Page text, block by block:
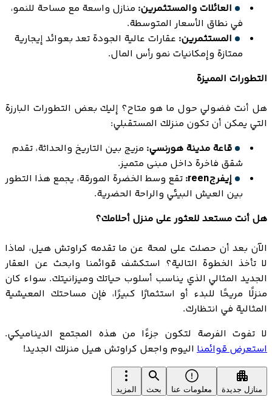
العائلات والمستثمرين: منازل واسعة مع مساحة للنمو،
في نطاق الأسعار المتوسطة.
المستثمرين: عقارات عالية الجودة تعد بعوائد إيجارية
ممتازة وإمكانيات نمو رأس المال.
التطورات المميزة
هل أنت فضولي حول ما هو متاح؟ إليك بعض التطورات البارزة
التي يمكن أن تكون منزلك المستقبلي:
قاعة مدينة هورنسي: مزيج بين التاريخ والحداثة، تقدم
شقق فاخرة داخل مبنى متميز.
إيفرجreen:
تقع وسط الخضرة المورقة، يجمع هذا التطور
بين العيش البيئي والراحة الحضرية.
هل أنت مستعد للعثور على منزل أحلامك؟
الآن بعد أن حصلت على لمحة عن ما تقدمه كراوتش هيل، لماذا
لا تأخذ الخطوة التالية؟ استكشف قوائمنا وابحث عن العقار
الجديد المثالي الذي يناسب أسلوب حياتك وميزانيتك. سواء كان
منزلًا مريحًا للبدء أو استثمارًا كبيرًا، فإن مساحتك المعيشية
المثالية في انتظارك.
لا تفوت الفرصة لتكون جزءًا من هذه المجتمع الديناميكي.
استعرض قوائمنا اليوم واجعل كراوتش هيل منزلك الجديد!
منازل جديدة معلومات عنا بحث المزيد